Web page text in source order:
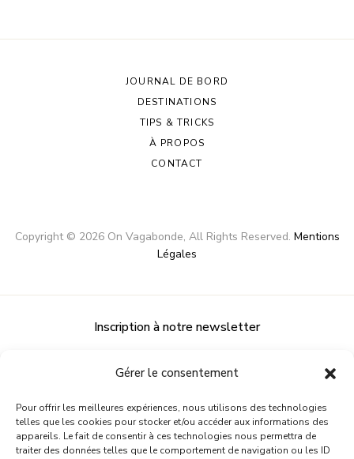
Gérer le consentement
Pour offrir les meilleures expériences, nous utilisons des technologies
telles que les cookies pour stocker et/ou accéder aux informations des
appareils. Le fait de consentir à ces technologies nous permettra de
traiter des données telles que le comportement de navigation ou les ID
JOURNAL DE BORD
DESTINATIONS
TIPS & TRICKS
À PROPOS
CONTACT
Copyright © 2026 On Vagabonde, All Rights Reserved. Mentions
Légales
Inscription à notre newsletter